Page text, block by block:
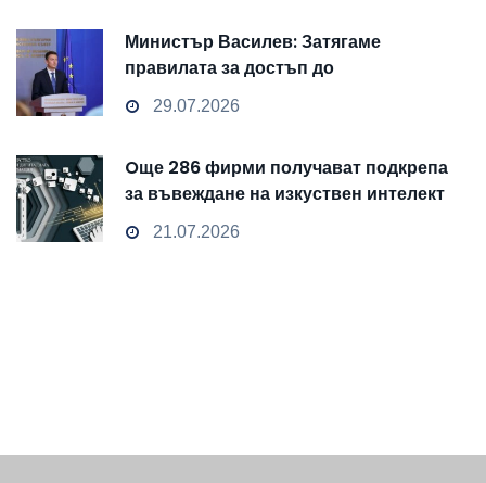
Министър Василев: Затягаме
правилата за достъп до
чувствителни данни
29.07.2026
Oще 286 фирми получават подкрепа
за въвеждане на изкуствен интелект
и облачни технологии
21.07.2026